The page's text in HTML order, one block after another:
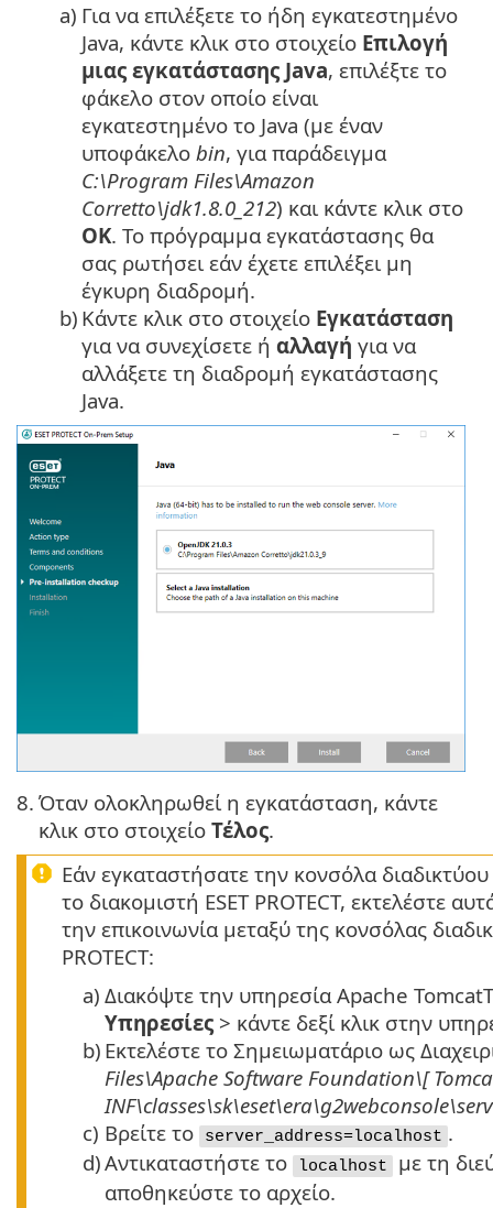
a) Για να επιλέξετε το ήδη εγκατεστημένο
Java, κάντε κλικ στο στοιχείο Επιλογή
μιας εγκατάστασης Java, επιλέξτε το
φάκελο στον οποίο είναι
εγκατεστημένο το Java (με έναν
υποφάκελο bin, για παράδειγμα
C:\Program Files\Amazon
Corretto\jdk1.8.0_212) και κάντε κλικ στο
OK. Το πρόγραμμα εγκατάστασης θα
σας ρωτήσει εάν έχετε επιλέξει μη
έγκυρη διαδρομή.
b) Κάντε κλικ στο στοιχείο Εγκατάσταση
για να συνεχίσετε ή αλλαγή για να
αλλάξετε τη διαδρομή εγκατάστασης
Java.
8. Όταν ολοκληρωθεί η εγκατάσταση, κάντε
κλικ στο στοιχείο Τέλος.
Εάν εγκαταστήσατε την κονσόλα
το διακομιστή ESET PROTECT, εκτελέστε
την επικοινωνία μεταξύ της κονσόλας
PROTECT:
a) Διακόψτε την υπηρεσία Apache
Υπηρεσίες > κάντε δεξί κλικ στην
b) Εκτελέστε το Σημειωματάριο ως
Files\Apache Software Foundation\[
c) Βρείτε το server_address=localhost .
d)Αντικαταστήστε το localhost
με τη
αποθηκεύστε το αρχείο.